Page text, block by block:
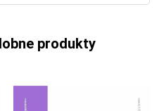
produkty